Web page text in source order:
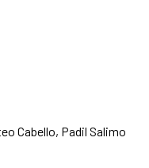
Cabello, Padil Salimo